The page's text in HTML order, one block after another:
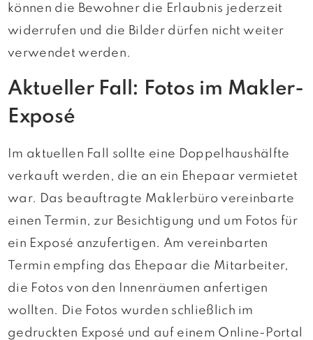
können die Bewohner die Erlaubnis jederzeit
widerrufen und die Bilder dürfen nicht weiter
verwendet werden.
Aktueller Fall: Fotos im Makler-
Exposé
Im aktuellen Fall sollte eine Doppelhaushälfte
verkauft werden, die an ein Ehepaar vermietet
war. Das beauftragte Maklerbüro vereinbarte
einen Termin, zur Besichtigung und um Fotos für
ein Exposé anzufertigen. Am vereinbarten
Termin empfing das Ehepaar die Mitarbeiter,
die Fotos von den Innenräumen anfertigen
wollten. Die Fotos wurden schließlich im
gedruckten Exposé und auf einem Online-Portal